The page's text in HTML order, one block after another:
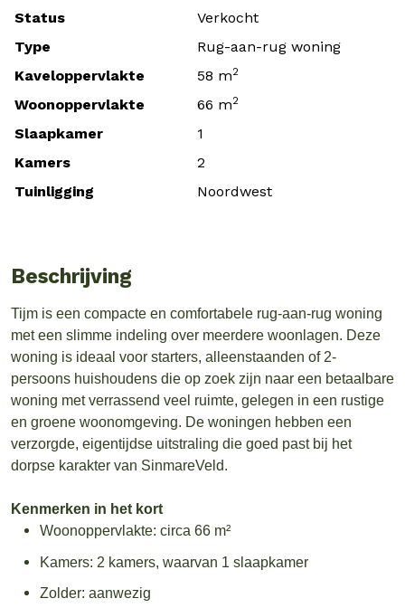
Status
Verkocht
Type
Rug-aan-rug woning
Kaveloppervlakte
58 m2
Woonoppervlakte 66 m2
Slaapkamer
1
Kamers
2
Tuinligging
Noordwest
Beschrijving
Tijm is een compacte en comfortabele rug-aan-rug woning
met een slimme indeling over meerdere woonlagen. Deze
woning is ideaal voor starters, alleenstaanden of 2-
persoons huishoudens die op zoek zijn naar een betaalbare
woning met verrassend veel ruimte, gelegen in een rustige
en groene woonomgeving. De woningen hebben een
verzorgde, eigentijdse uitstraling die goed past bij het
dorpse karakter van SinmareVeld.
Kenmerken in het kort
Woonoppervlakte: circa 66 m²
Kamers: 2 kamers, waarvan 1 slaapkamer
Zolder: aanwezig